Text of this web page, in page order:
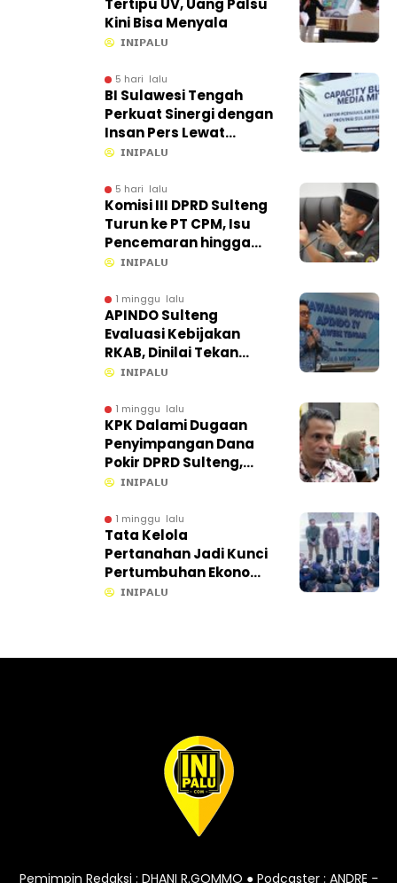
Tertipu UV, Uang Palsu
Kini Bisa Menyala
𝗜𝗡𝗜𝗣𝗔𝗟𝗨
5 hari lalu
BI Sulawesi Tengah
Perkuat Sinergi dengan
Insan Pers Lewat
Capacity Building di
𝗜𝗡𝗜𝗣𝗔𝗟𝗨
5 hari lalu
Komisi III DPRD Sulteng
Turun ke PT CPM, Isu
Pencemaran hingga
Kontribusi PAD Jadi
𝗜𝗡𝗜𝗣𝗔𝗟𝗨
1 minggu lalu
APINDO Sulteng
Evaluasi Kebijakan
RKAB, Dinilai Tekan
Efisiensi Ekonomi
𝗜𝗡𝗜𝗣𝗔𝗟𝗨
1 minggu lalu
KPK Dalami Dugaan
Penyimpangan Dana
Pokir DPRD Sulteng,
Proses di Sekretariat
𝗜𝗡𝗜𝗣𝗔𝗟𝗨
1 minggu lalu
Tata Kelola
Pertanahan Jadi Kunci
Pertumbuhan Ekonomi,
Gubernur Anwar Hafid
𝗜𝗡𝗜𝗣𝗔𝗟𝗨
Pemimpin Redaksi : DHANI R.GOMMO ● Podcaster : ANDRE -